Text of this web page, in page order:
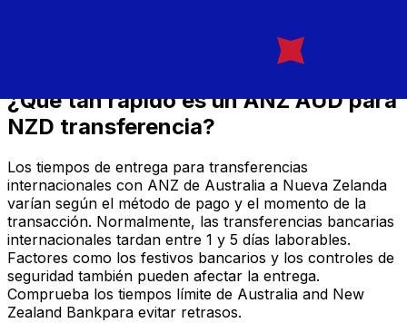
¿Qué tan rápido es un ANZ AUD para
NZD transferencia?
Los tiempos de entrega para transferencias
internacionales con ANZ de Australia a Nueva Zelanda
varían según el método de pago y el momento de la
transacción. Normalmente, las transferencias bancarias
internacionales tardan entre 1 y 5 días laborables.
Factores como los festivos bancarios y los controles de
seguridad también pueden afectar la entrega.
Comprueba los tiempos límite de Australia and New
Zealand Bankpara evitar retrasos.